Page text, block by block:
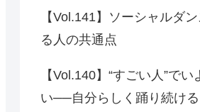
【Vol.141】ソーシャルダ
る人の共通点
【Vol.140】“すごい人”で
い──自分らしく踊り続ける